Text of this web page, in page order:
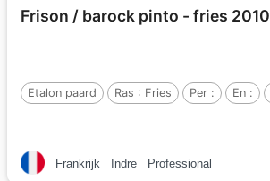
Frison / barock pinto - fries 2010
Etalon paard Ras : Fries Per : En :
Frankrijk Indre Professional